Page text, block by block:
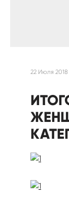
22 Июля 2018